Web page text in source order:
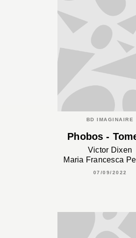
BD IMAGINAIRE
Phobos -
Victor Dixen
Maria Francesca
07/09/2022